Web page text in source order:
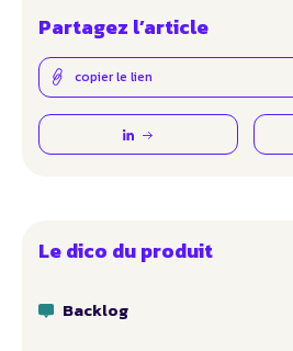
Partagez l’article
copier le lien
Le dico du produit
Backlog